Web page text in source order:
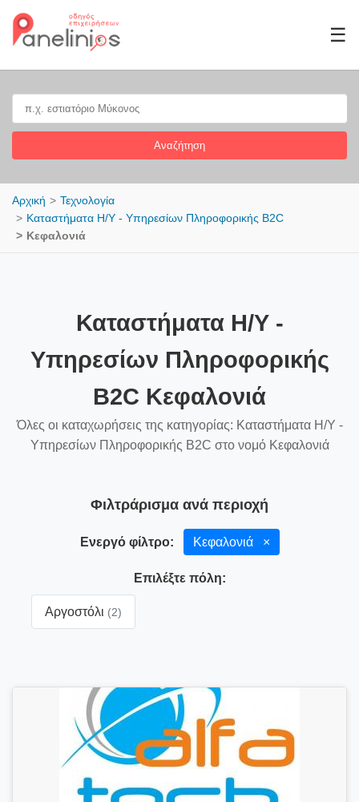
☰
Αναζήτηση
Αρχική
Τεχνολογία
Καταστήματα Η/Υ - Υπηρεσίων Πληροφορικής B2C
Κεφαλονιά
Καταστήματα Η/Υ -
Υπηρεσίων Πληροφορικής
B2C Κεφαλονιά
Όλες οι καταχωρήσεις της κατηγορίας: Καταστήματα Η/Υ -
Υπηρεσίων Πληροφορικής B2C στο νομό Κεφαλονιά
Φιλτράρισμα ανά περιοχή
Ενεργό φίλτρο: Κεφαλονιά ×
Επιλέξτε πόλη:
Αργοστόλι (2)